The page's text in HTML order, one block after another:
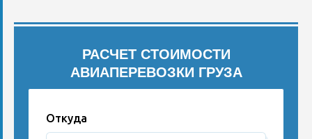
РАСЧЕТ СТОИМОСТИ
АВИАПЕРЕВОЗКИ ГРУЗА
Откуда